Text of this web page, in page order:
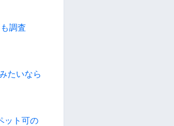
調査
たいなら
ット可の